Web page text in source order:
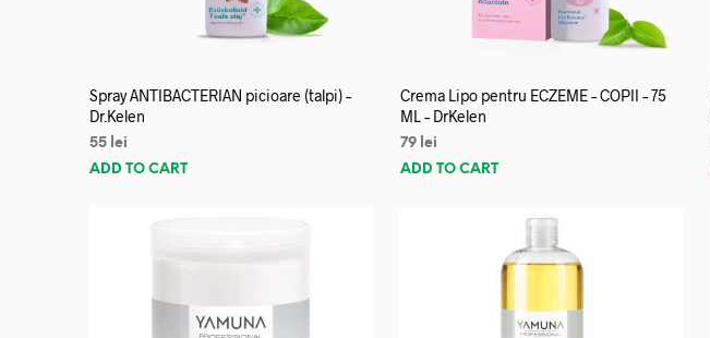
Spray ANTIBACTERIAN picioare (talpi) –
Dr.Kelen
55 lei
ADD TO CART
Crema Lipo pentru ECZEME – COPII – 75
ML – DrKelen
79 lei
ADD TO CART